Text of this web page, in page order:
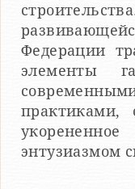
Федерации
элементы
практиками,
энтузиазмом